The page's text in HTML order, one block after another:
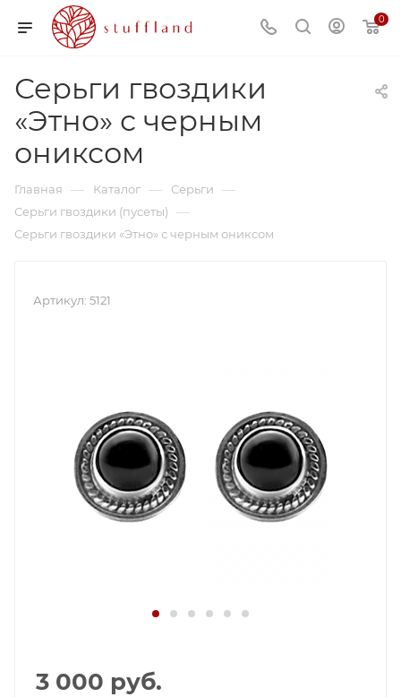
0
Серьги гвоздики
«Этно» с черным
ониксом
Главная — Каталог — Серьги —
Серьги гвоздики (пусеты) —
Серьги гвоздики «Этно» с черным ониксом
Артикул: 5121
3 000 руб.